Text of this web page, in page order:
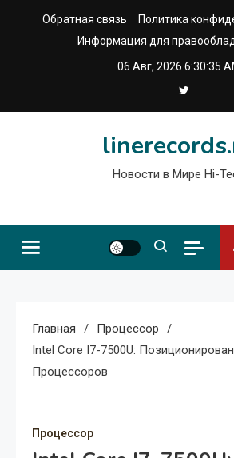
Обратная связь
Политика
Информация для
06 Авг, 2026 6:30:36
Новости в Мире Hi-
Главная
Процессор
Intel Core I7-7500U:
Процессоров
Процессор